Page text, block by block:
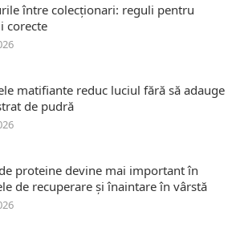
între colecționari: reguli pentru
corecte
matifiante reduc luciul fără să adauge
de pudră
proteine devine mai important în
de recuperare și înaintare în vârstă